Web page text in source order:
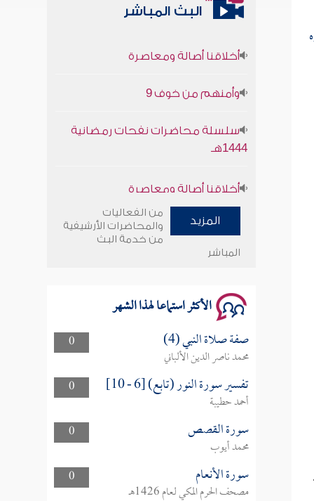
البث المباشر
1444هـ
سلسلة محاضرات نفحات رمضانية
1444هـ
المزيد
من الفعاليات
والمحاضرات الأرشيفية
من خدمة البث
المباشر
الأكثر استماعا لهذا الشهر
0 صفة صلاة النبي (4)
محمد ناصر الدين الألباني
0
تفسير سورة النور (تابع) [6 - 10]
أحمد حطيبة
0
سورة القصص
محمد أيوب
0
سورة الأنعام
مصحف الحرم المكي لعام 1426هـ